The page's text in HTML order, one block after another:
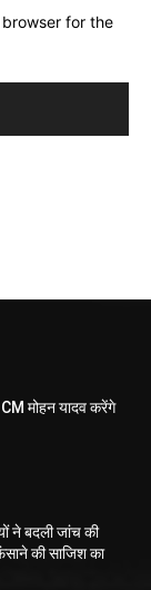
for the
मोहन यादव करेंगे
ने बदली जांच की
फंसाने की साजिश का